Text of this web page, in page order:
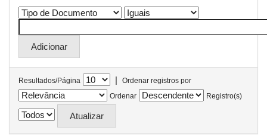
Resultados/Página |
Ordenar registros por
Ordenar
Registro(s)